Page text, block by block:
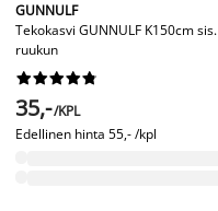
GUNNULF
Tekokasvi GUNNULF K150cm sis.
ruukun






35,-/KPL
Edellinen hinta 55,- /kpl